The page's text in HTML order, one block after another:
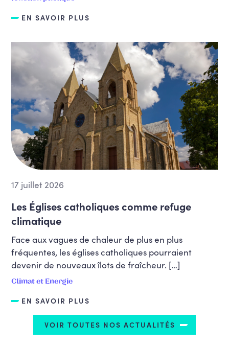
EN SAVOIR PLUS
17 juillet 2026
Les Églises catholiques comme refuge
climatique
Face aux vagues de chaleur de plus en plus
fréquentes, les églises catholiques pourraient
devenir de nouveaux îlots de fraîcheur. […]
Climat et Energie
EN SAVOIR PLUS
VOIR TOUTES NOS ACTUALITÉS